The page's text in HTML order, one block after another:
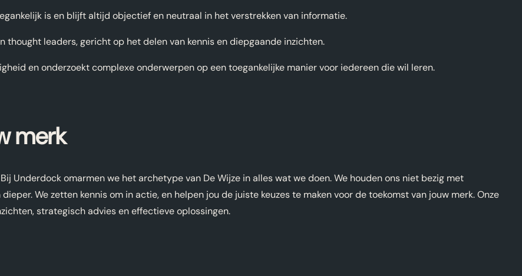
is en blijft altijd objectief en neutraal in het verstrekken van informatie.
leaders, gericht op het delen van kennis en diepgaande inzichten.
en onderzoekt complexe onderwerpen op een toegankelijke manier voor iedereen die wil leren.
merk
Underdock omarmen we het archetype van De Wijze in alles wat we doen. We houden ons niet bezig met
We zetten kennis om in actie, en helpen jou de juiste keuzes te maken voor de toekomst van jouw merk. Onze
strategisch advies en effectieve oplossingen.